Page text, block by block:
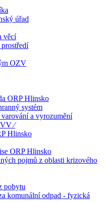
úřad
věcí
OZV
ORP Hlinsko
systém
varování a vyrozumění
⁄
Hlinsko
ORP Hlinsko
pojmů z oblasti krizového
pobytu
komunální odpad - fyzická